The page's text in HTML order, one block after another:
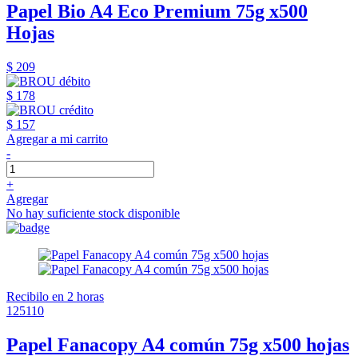
Papel Bio A4 Eco Premium 75g x500
Hojas
$ 209
$ 178
$ 157
Agregar a mi carrito
-
+
Agregar
No hay suficiente stock disponible
Recibilo en 2 horas
125110
Papel Fanacopy A4 común 75g x500 hojas